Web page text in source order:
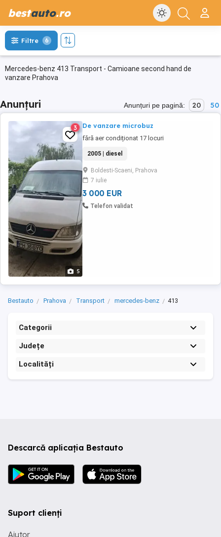
bestauto.ro
Mercedes-benz 413 Transport - Camioane second hand de
vanzare Prahova
Filtre 6
Anunțuri Anunțuri pe pagină: 20 50
5
3 De vanzare microbuz
fără aer condiționat 17 locuri
2005 | diesel
Boldesti-Scaeni, Prahova
7 iulie
3 000 EUR
Telefon validat
Bestauto Prahova Transport mercedes-benz 413
Categorii
Județe
Localități
Descarcă aplicația Bestauto
Suport clienți
Ajutor